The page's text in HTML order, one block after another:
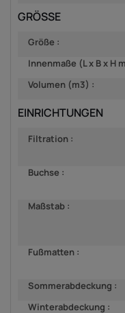
GRÖSSE
Größe :
Innenmaße (L x B x H
Volumen (m3) :
EINRICHTUNGEN
Filtration :
Buchse :
Maßstab :
Fußmatten :
Sommerabdeckung :
Winterabdeckung :